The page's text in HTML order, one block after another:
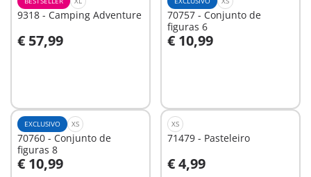
9318 - Camping Adventure
€ 57,99
Ao carrinho
70757 - Conjunto de
figuras 6
€ 10,99
Ao carrinho
EXCLUSIVO XS
70760 - Conjunto de
figuras 8
€ 10,99
Ao carrinho
XS
71479 - Pasteleiro
€ 4,99
Ao carrinho